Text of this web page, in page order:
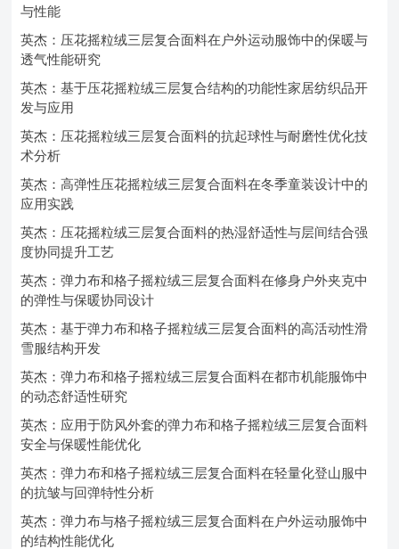
与性能
英杰：压花摇粒绒三层复合面料在户外运动服饰中的保暖与
透气性能研究
英杰：基于压花摇粒绒三层复合结构的功能性家居纺织品开
发与应用
英杰：压花摇粒绒三层复合面料的抗起球性与耐磨性优化技
术分析
英杰：高弹性压花摇粒绒三层复合面料在冬季童装设计中的
应用实践
英杰：压花摇粒绒三层复合面料的热湿舒适性与层间结合强
度协同提升工艺
英杰：弹力布和格子摇粒绒三层复合面料在修身户外夹克中
的弹性与保暖协同设计
英杰：基于弹力布和格子摇粒绒三层复合面料的高活动性滑
雪服结构开发
英杰：弹力布和格子摇粒绒三层复合面料在都市机能服饰中
的动态舒适性研究
英杰：应用于防风外套的弹力布和格子摇粒绒三层复合面料
安全与保暖性能优化
英杰：弹力布和格子摇粒绒三层复合面料在轻量化登山服中
的抗皱与回弹特性分析
英杰：弹力布与格子摇粒绒三层复合面料在户外运动服饰中
的结构性能优化